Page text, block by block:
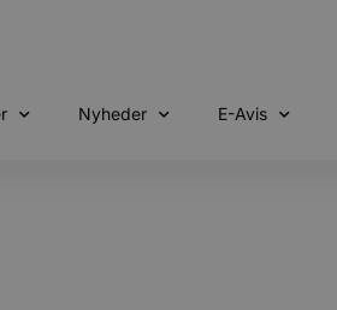
Nyheder E-Avis